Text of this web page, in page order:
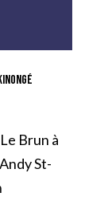
Brun à
St-